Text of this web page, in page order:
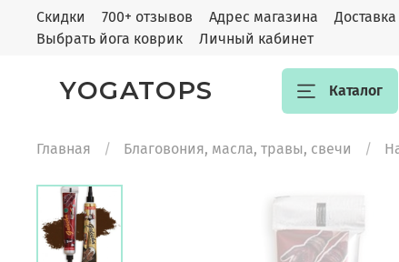
Скидки 700+ отзывов Адрес магазина
Выбрать йога коврик
Личный кабинет
YOGATOPS Каталог
Главная Благовония, масла, травы, свечи